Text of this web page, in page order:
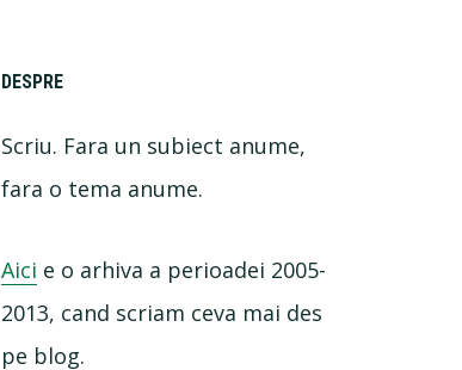
Primary
Sidebar
DESPRE
Scriu. Fara un subiect anume,
fara o tema anume.
Aici e o arhiva a perioadei 2005-
2013, cand scriam ceva mai des
pe blog.